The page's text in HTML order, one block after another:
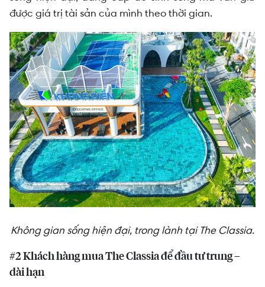
được giá trị tài sản của mình theo thời gian.
Không gian sống hiện đại, trong lành tại The Classia.
#2 Khách hàng mua The Classia để đầu tư trung –
dài hạn